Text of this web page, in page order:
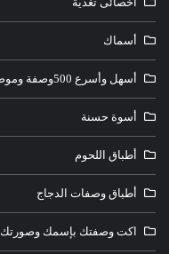
أسماك
أسهل وأسرع 500وصفة وموضوع
أسوة حسنة
أطباق اللحوم
أطباق وصفات الدجاج
اكت وصفتك بإسمك وصورتك